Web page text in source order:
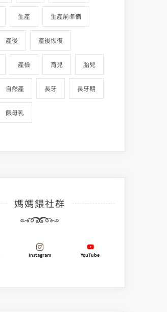
生產 生產前準備
產後 產後恢復
產檢 育兒 胎兒
自然產 長牙 長牙期
餵母乳
媽媽餵社群
Instagram YouTube